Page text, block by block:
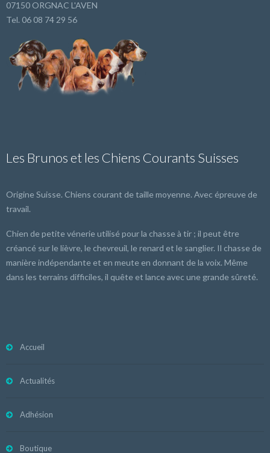
07150 ORGNAC L'AVEN
Tel. 06 08 74 29 56
Les Brunos et les Chiens Courants Suisses
Origine Suisse. Chiens courant de taille moyenne. Avec épreuve de
travail.
Chien de petite vénerie utilisé pour la chasse à tir ; il peut être
créancé sur le lièvre, le chevreuil, le renard et le sanglier. Il chasse de
manière indépendante et en meute en donnant de la voix. Même
dans les terrains difficiles, il quête et lance avec une grande sûreté.
Accueil
Actualités
Adhésion
Boutique